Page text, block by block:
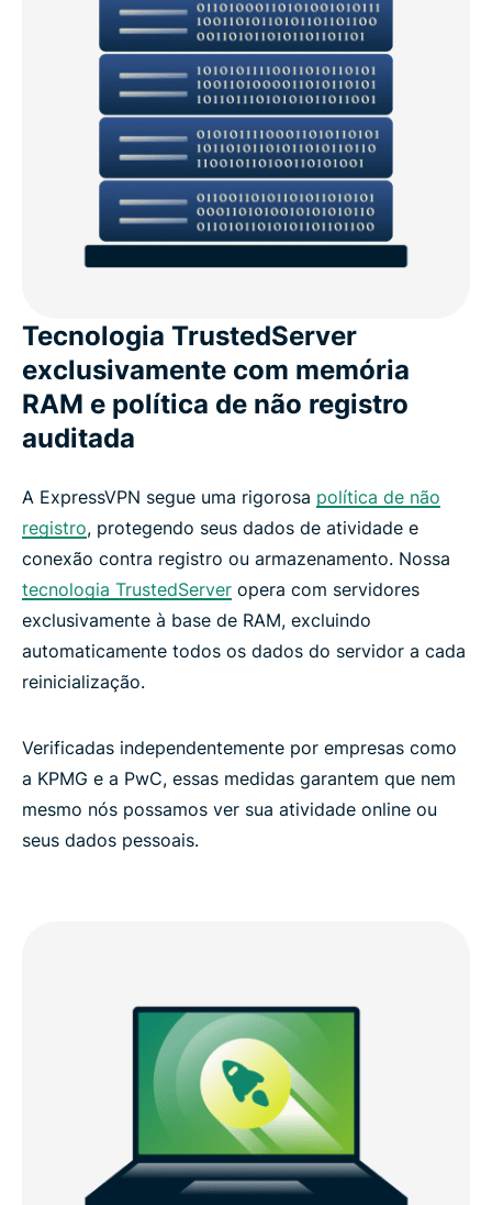
Tecnologia TrustedServer
exclusivamente com memória
RAM e política de não registro
auditada
A ExpressVPN segue uma rigorosa política de não
registro, protegendo seus dados de atividade e
conexão contra registro ou armazenamento. Nossa
tecnologia TrustedServer opera com servidores
exclusivamente à base de RAM, excluindo
automaticamente todos os dados do servidor a cada
reinicialização.
Verificadas independentemente por empresas como
a KPMG e a PwC, essas medidas garantem que nem
mesmo nós possamos ver sua atividade online ou
seus dados pessoais.